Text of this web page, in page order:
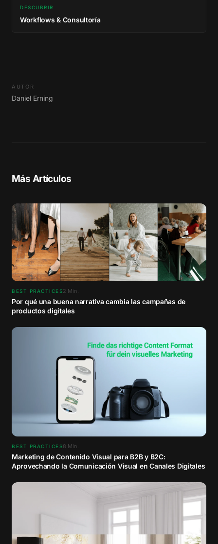
DESCUBRIR
Workflows & Consultoría
AUTOR
Daniel Erning
Más Artículos
BEST PRACTICES2 Min.
Por qué una buena narrativa cambia las campañas de
productos digitales
BEST PRACTICES8 Min.
Marketing de Contenido Visual para B2B y B2C:
Aprovechando la Comunicación Visual en Canales Digitales